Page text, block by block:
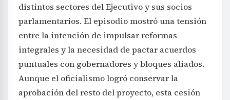
distintos sectores del Ejecutivo y sus socios
parlamentarios. El episodio mostró una tensión
entre la intención de impulsar reformas
integrales y la necesidad de pactar acuerdos
puntuales con gobernadores y bloques aliados.
Aunque el oficialismo logró conservar la
aprobación del resto del proyecto, esta cesión